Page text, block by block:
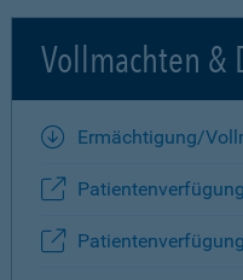
Vollmachten &
Ermächtigung/